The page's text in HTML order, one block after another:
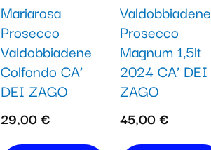
Mariarosa
Prosecco
Valdobbiadene
Colfondo CA’
DEI ZAGO
29,00€
Valdobbiadene
Prosecco
Magnum 1,5lt
2024 CA’ DEI
ZAGO
45,00€